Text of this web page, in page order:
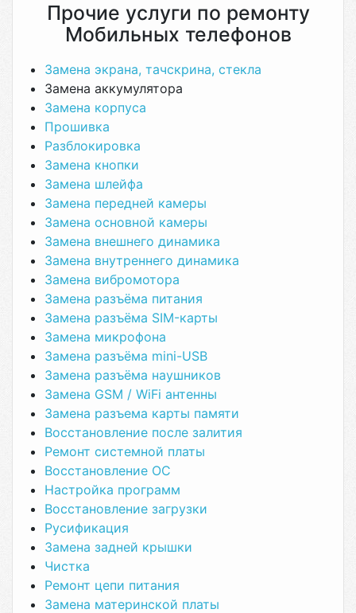
Прочие услуги по ремонту
Мобильных телефонов
Замена экрана, тачскрина, стекла
Замена аккумулятора
Замена корпуса
Прошивка
Разблокировка
Замена кнопки
Замена шлейфа
Замена передней камеры
Замена основной камеры
Замена внешнего динамика
Замена внутреннего динамика
Замена вибромотора
Замена разъёма питания
Замена разъёма SIM-карты
Замена микрофона
Замена разъёма mini-USB
Замена разъёма наушников
Замена GSM / WiFi антенны
Замена разъема карты памяти
Восстановление после залития
Ремонт системной платы
Восстановление ОС
Настройка программ
Восстановление загрузки
Русификация
Замена задней крышки
Чистка
Ремонт цепи питания
Замена материнской платы